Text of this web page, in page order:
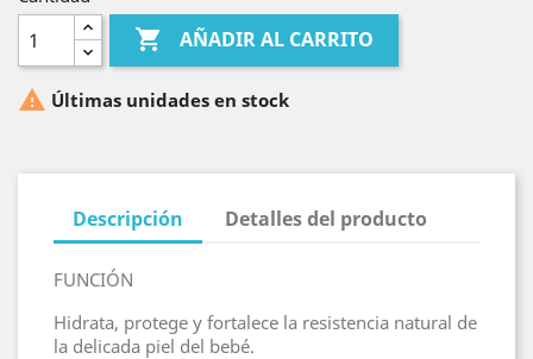
 AÑADIR AL CARRITO
 Últimas unidades en stock
Descripción Detalles del producto
FUNCIÓN
Hidrata, protege y fortalece la resistencia natural de
la delicada piel del bebé.